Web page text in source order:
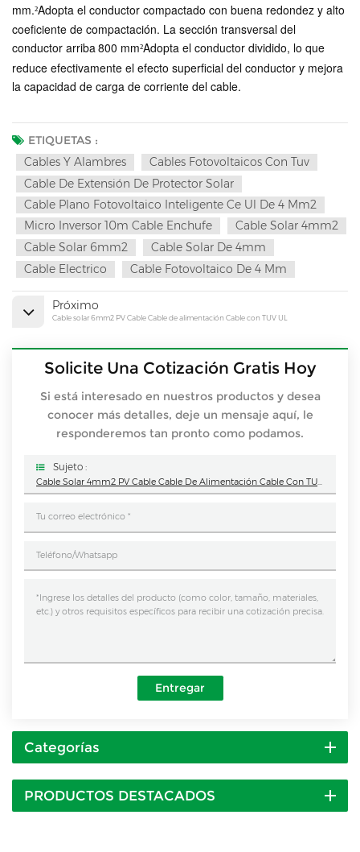
mm.²Adopta el conductor compactado con buena redondez y alto
coeficiente de compactación. La sección transversal del
conductor arriba 800 mm²Adopta el conductor dividido, lo que
reduce efectivamente el efecto superficial del conductor y mejora
la capacidad de carga de corriente del cable.
ETIQUETAS :
Cables Y Alambres
Cables Fotovoltaicos Con Tuv
Cable De Extensión De Protector Solar
Cable Plano Fotovoltaico Inteligente Ce Ul De 4 Mm2
Micro Inversor 10m Cable Enchufe
Cable Solar 4mm2
Cable Solar 6mm2
Cable Solar De 4mm
Cable Electrico
Cable Fotovoltaico De 4 Mm
Próximo
Cable solar 6mm2 PV Cable Cable de alimentación Cable con TUV UL
Solicite Una Cotización Gratis Hoy
Si está interesado en nuestros productos y desea
conocer más detalles, deje un mensaje aquí, le
responderemos tan pronto como podamos.
Sujeto :
Cable Solar 4mm2 PV Cable Cable De Alimentación Cable Con TUV UL
Entregar
Categorías
PRODUCTOS DESTACADOS